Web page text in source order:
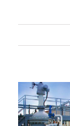
View
Larger
Image